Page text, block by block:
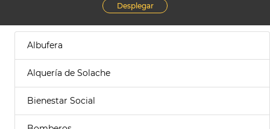
Desplegar
Albufera
Alquería de Solache
Bienestar Social